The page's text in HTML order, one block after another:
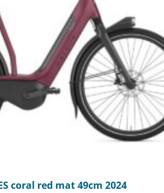
coral red mat 49cm 2024